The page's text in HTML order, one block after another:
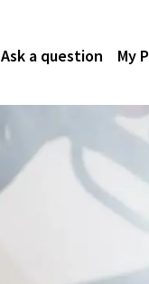
Ask a question My